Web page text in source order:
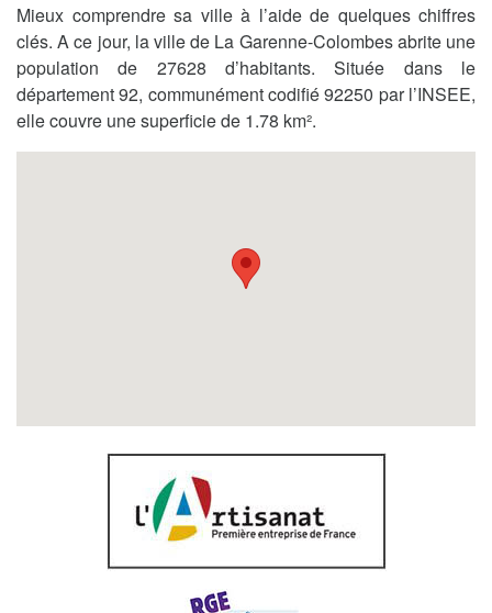
Mieux comprendre sa ville à l’aide de quelques chiffres
clés. A ce jour, la ville de La Garenne-Colombes abrite une
population de 27628 d’habitants. Située dans le
département 92, communément codifié 92250 par l’INSEE,
elle couvre une superficie de 1.78 km².